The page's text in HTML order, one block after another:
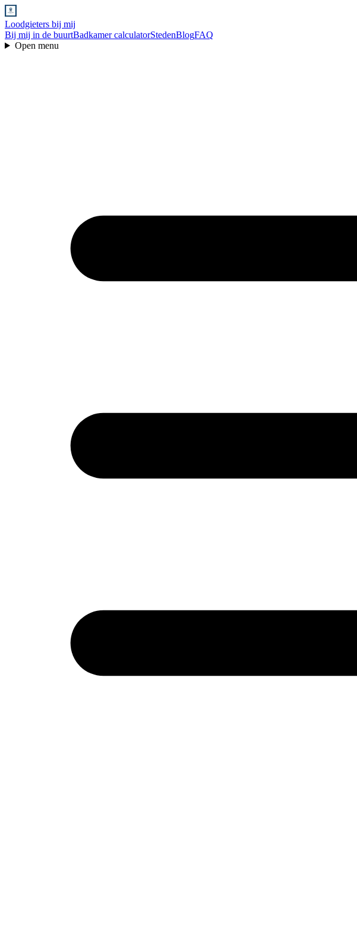
Loodgieters bij mij
Bij mij in de buurtBadkamer calculatorStedenBlogFAQ
Open menu